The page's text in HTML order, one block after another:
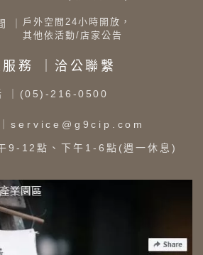
｜
戶外空間24小時開放，
其他依活動/店家公告
服務 ｜洽公聯繫
｜(05)-216-0500
service@g9cip.com
9-12點、下午1-6點(週一休息)